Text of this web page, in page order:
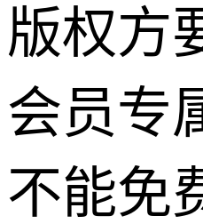
版权方
会员专
不能免